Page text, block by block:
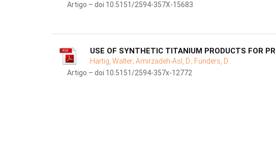
Artigo – doi 10.5151/2594-357X-15683
USE OF SYNTHETIC TITANIUM PRODUCTS FOR
Hartig, Walter; Amirzadeh-Asl, D.; Fünders, D.
Artigo – doi 10.5151/2594-357x-12772